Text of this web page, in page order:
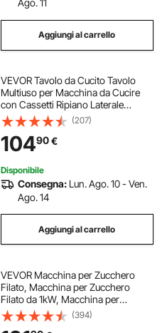
Ago. 11
Aggiungi al carrello
VEVOR Tavolo da Cucito Tavolo
Multiuso per Macchina da Cucire
con Cassetti Ripiano Laterale
Pieghevole Scrivania per Computer
per Casa, Studio di Moda, Studio
d'arte, Istituto Scolastico
(207)
10490€
Disponibile
Consegna: Lun. Ago. 10 - Ven.
Ago. 14
Aggiungi al carrello
VEVOR Macchina per Zucchero
Filato, Macchina per Zucchero
Filato da 1kW, Macchina per
Zucchero Filato Commerciale con
Coperchio, Ciotola in Acciaio
(394)